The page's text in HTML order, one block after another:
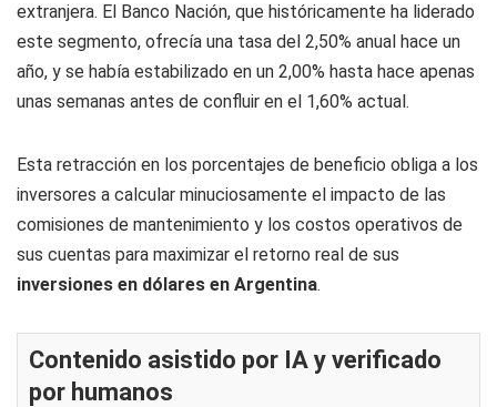
extranjera. El Banco Nación, que históricamente ha liderado
este segmento, ofrecía una tasa del 2,50% anual hace un
año, y se había estabilizado en un 2,00% hasta hace apenas
unas semanas antes de confluir en el 1,60% actual.
Esta retracción en los porcentajes de beneficio obliga a los
inversores a calcular minuciosamente el impacto de las
comisiones de mantenimiento y los costos operativos de
sus cuentas para maximizar el retorno real de sus
inversiones en dólares en Argentina.
Contenido asistido por IA y verificado
por humanos